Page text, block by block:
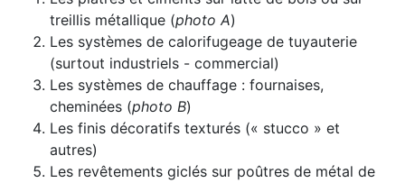
treillis métallique (photo A)
Les systèmes de calorifugeage de tuyauterie
(surtout industriels - commercial)
Les systèmes de chauffage : fournaises,
cheminées (photo B)
Les finis décoratifs texturés (« stucco » et
autres)
Les revêtements giclés sur poûtres de métal de